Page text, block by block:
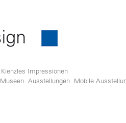
Kienzles Impressionen
Museen Ausstellungen Mobile